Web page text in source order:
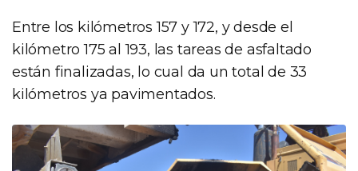
Entre los kilómetros 157 y 172, y desde el
kilómetro 175 al 193, las tareas de asfaltado
están finalizadas, lo cual da un total de 33
kilómetros ya pavimentados.